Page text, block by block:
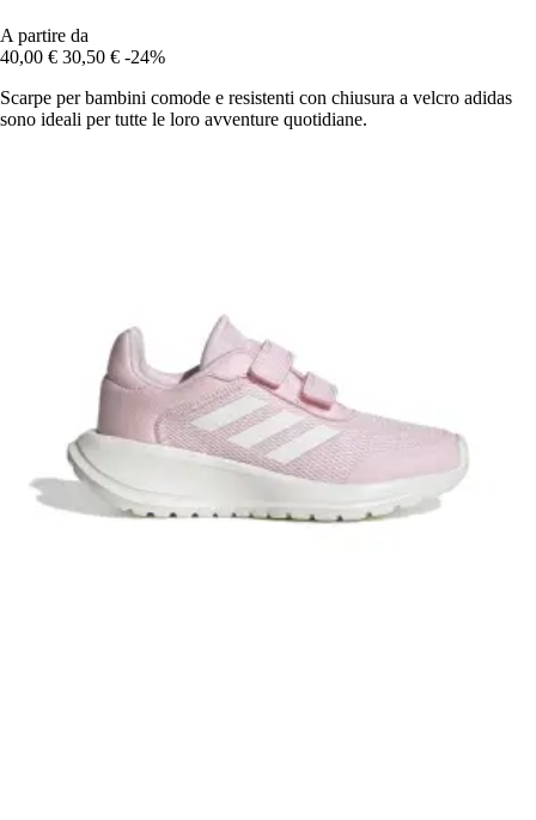
A partire da
40,00 € 30,50 € -24%
Scarpe per bambini comode e resistenti con chiusura a velcro adidas
sono ideali per tutte le loro avventure quotidiane.